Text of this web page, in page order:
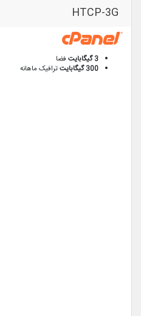
HTCP-3G
3 گیگابایت
فضا
300 گیگابایت
ترافیک ماهانه